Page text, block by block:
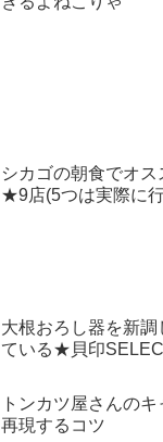
シカゴの朝食でオス
★9店(5つは実際に
大根おろし器を新調
ている★貝印
トンカツ屋さんの
再現するコツ